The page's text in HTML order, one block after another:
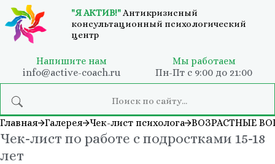
"Я АКТИВ!"Антикризисный
консультационный психологический
центр
Напишите нам
info@active-coach.ru
Мы работаем
Пн-Пт с 9:00 до 21:00
Главная Галерея Чек-лист психолога ВОЗРАСТНЫЕ
Чек-лист по работе с подростками 15-18
лет